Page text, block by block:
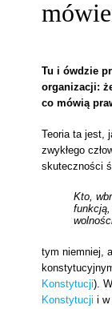
Tu i ówdzie
organizacji:
co mówią
Teoria ta jest,
zwykłego
skuteczności
Kto,
funkcją,
tym niemniej,
Konstytucji).
Konstytucji i w